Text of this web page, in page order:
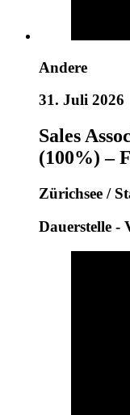
Andere
31. Juli 2026
Sales
(100%) –
Zürichsee /
Dauerstelle -